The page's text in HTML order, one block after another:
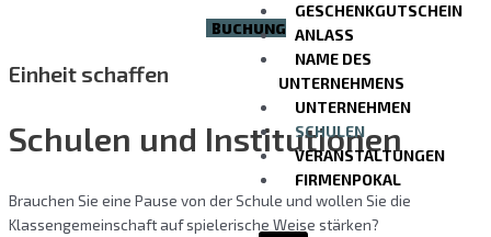
GESCHENKGUTSCHEIN
ANLASS
NAME DES
UNTERNEHMENS
UNTERNEHMEN
SCHULEN
VERANSTALTUNGEN
FIRMENPOKAL
BUCHUNG
Einheit schaffen
Schulen und Institutionen
Brauchen Sie eine Pause von der Schule und wollen Sie die
Klassengemeinschaft auf spielerische Weise stärken?